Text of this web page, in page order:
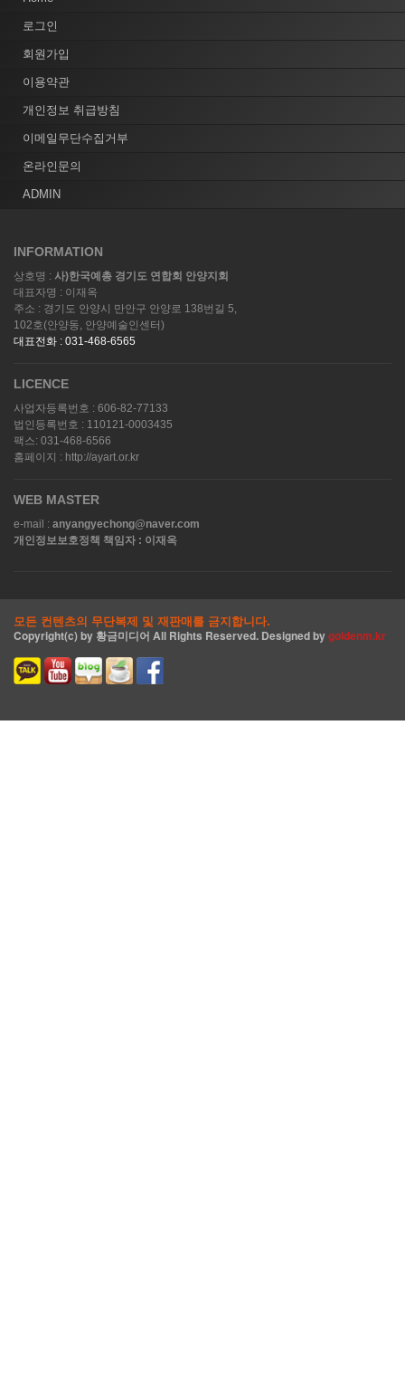
로그인
회원가입
이용약관
개인정보 취급방침
이메일무단수집거부
온라인문의
ADMIN
INFORMATION
상호명 : 사)한국예총 경기도 연합회 안양지회
대표자명 : 이재옥
주소 : 경기도 안양시 만안구 안양로 138번길 5,
102호(안양동, 안양예술인센터)
대표전화 : 031-468-6565
LICENCE
사업자등록번호 : 606-82-77133
법인등록번호 : 110121-0003435
팩스: 031-468-6566
홈페이지 : http://ayart.or.kr
WEB MASTER
e-mail : anyangyechong@naver.com
개인정보보호정책 책임자 : 이재옥
모든 컨텐츠의 무단복제 및 재판매를 금지합니다.
Copyright(c) by 황금미디어 All Rights Reserved. Designed bygoldenm.kr